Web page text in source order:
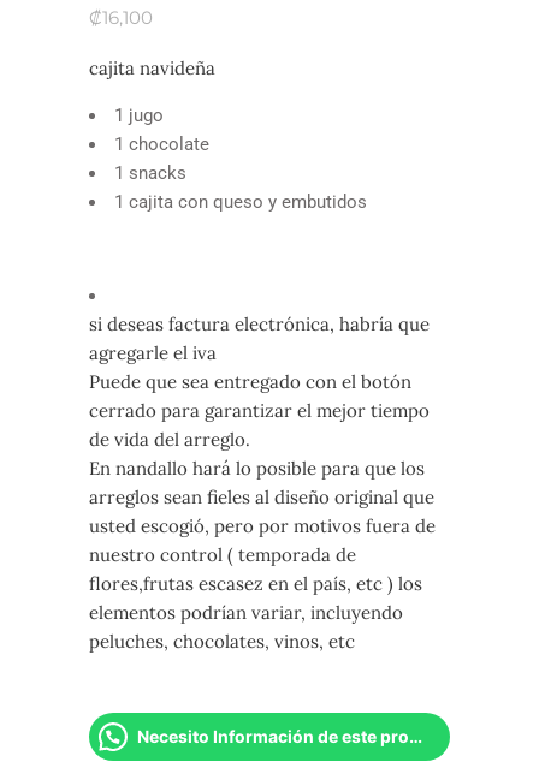
₡16,100
cajita navideña
1 jugo
1 chocolate
1 snacks
1 cajita con queso y embutidos
si deseas factura electrónica, habría que
agregarle el iva
Puede que sea entregado con el botón
cerrado para garantizar el mejor tiempo
de vida del arreglo.
En nandallo hará lo posible para que los
arreglos sean fieles al diseño original que
usted escogió, pero por motivos fuera de
nuestro control ( temporada de
flores,frutas escasez en el país, etc ) los
elementos podrían variar, incluyendo
peluches, chocolates, vinos, etc
Necesito Información de este producto